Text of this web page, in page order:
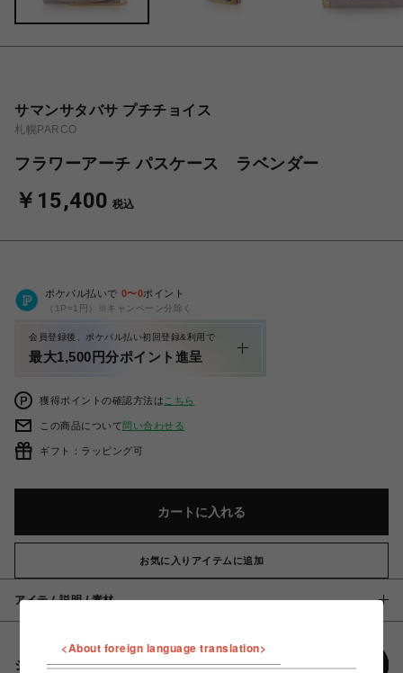
サマンサタバサ プチチョイス
札幌PARCO
フラワーアーチ パスケース ラベンダー
￥15,400 税込
ポケパル払いで 0〜0ポイント
（1P=1円）※キャンペーン分除く
会員登録後、ポケパル払い初回登録&利用で
最大1,500円分ポイント進呈
獲得ポイントの確認方法は こちら
この商品について問い合わせる
ギフト：ラッピング可
カートに入れる
お気に入りアイテムに追加
アイテム説明 / 素材
シェアする
<About foreign language translation>